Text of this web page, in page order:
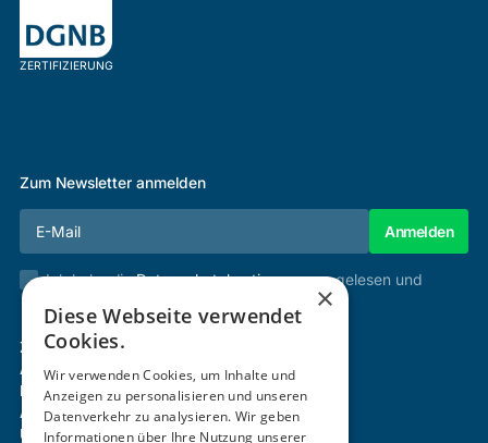
ZERTIFIZIERUNG
Zum Newsletter anmelden
Ich habe dieDatenschutzbestimmungengelesen und
Zertifizierung & Verifikation
Akademie
Mitgliedschaft
Aktivitäten
Über uns
×
Diese Webseite verwendet
Cookies.
Wir verwenden Cookies, um Inhalte und
Anzeigen zu personalisieren und unseren
Datenverkehr zu analysieren. Wir geben
Informationen über Ihre Nutzung unserer